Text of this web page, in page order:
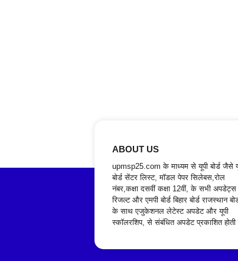
ABOUT US
upmsp25.com के माध्यम से यूपी बोर्ड जैसे
बोर्ड सेंटर लिस्ट, मॉडल पेपर सिलेबस,रोल
नंबर,कक्षा दसवीं कक्षा 12वीं, के सभी अपडेट्स
रिजल्ट और एमपी बोर्ड बिहार बोर्ड राजस्थान
के साथ एजुकेशनल लेटेस्ट अपडेट और यूपी
स्कॉलरशिप, से संबंधित अपडेट प्रकाशित होती